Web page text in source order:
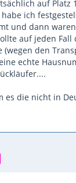
auf Platz
ich
und dann
auf jeden Fall
den
echte
es die nicht in